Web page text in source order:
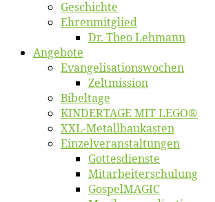
Ge­schich­te
Eh­ren­mit­glied
Dr. Theo Lehmann
An­ge­bo­te
Evangelisa­tions­wo­chen
Zelt­mis­si­on
Bi­bel­ta­ge
KINDERTAGE MIT LEGO®
XXL-Me­­tal­l­­bau­­kas­­ten
Einzelver­an­stal­tungen
Got­tes­diens­te
Mitarbeiter­schulung
Gos­pel­MA­GIC